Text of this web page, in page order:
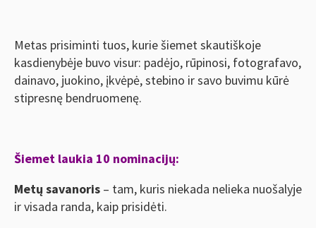
Metas prisiminti tuos, kurie šiemet skautiškoje
kasdienybėje buvo visur: padėjo, rūpinosi, fotografavo,
dainavo, juokino, įkvėpė, stebino ir savo buvimu kūrė
stipresnę bendruomenę.
Šiemet laukia 10 nominacijų:
Metų savanoris – tam, kuris niekada nelieka nuošalyje
ir visada randa, kaip prisidėti.